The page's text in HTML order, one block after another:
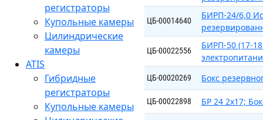
регистраторы
Купольные камеры
Цилиндрические
камеры
ATIS
Гибридные
регистраторы
Купольные камеры
ЦБ-00014640
БИРП-24/6,0
ЦБ-00022556
БИРП-50 (17-
ЦБ-00020269 Бокс
ЦБ-00022898 БР 24 2x17;